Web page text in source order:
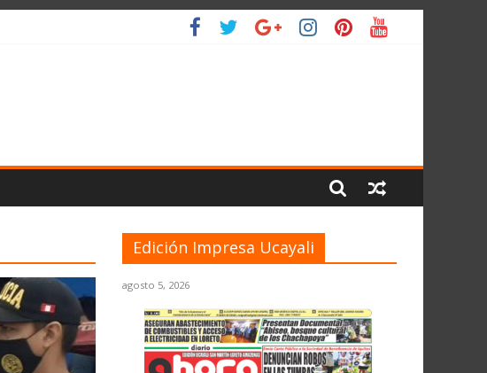
Edición Impresa Ucayali
agosto 5, 2026